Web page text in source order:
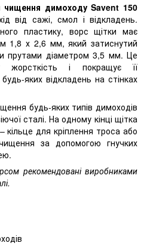
чищення димоходу Savent 150
від сажі, смол і відкладень.
пластику, ворс щітки має
1,8 х 2,6 мм, який затиснутий
прутами діаметром 3,5 мм. Це
жорсткість і покращує її
яких відкладень на стінках
будь-яких типів димоходів
сталі. На одному кінці щітка
для кріплення троса або
за допомогою гнучких
рекомендовані виробниками